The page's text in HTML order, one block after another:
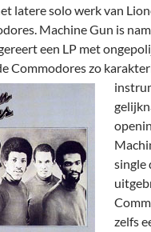
latere solo werk van
Machine Gun is
een LP met
Commodores zo
single
zelfs